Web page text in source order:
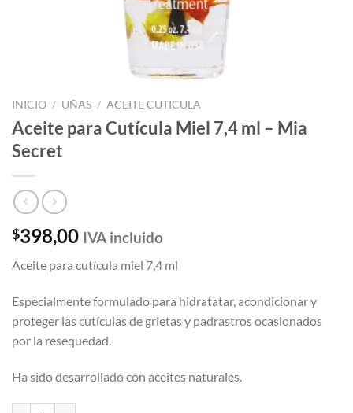
INICIO / UÑAS / ACEITE CUTICULA
Aceite para Cutícula Miel 7,4 ml – Mia
Secret
$398,00 IVA incluido
Aceite para cutícula miel 7,4 ml
Especialmente formulado para hidratatar, acondicionar y
proteger las cutículas de grietas y padrastros ocasionados
por la resequedad.
Ha sido desarrollado con aceites naturales.